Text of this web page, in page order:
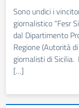
Sono undici i
giornalistico “Fesr
dal Dipartimento
Regione (Autorità
giornalisti di Sicilia.
[…]